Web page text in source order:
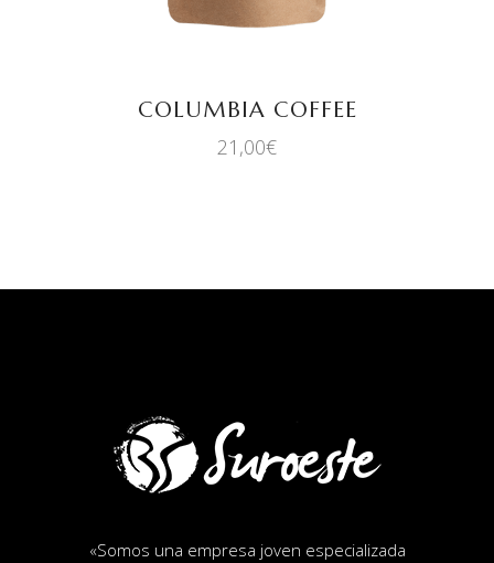
COLUMBIA COFFEE
21,00€
«Somos una empresa joven especializada